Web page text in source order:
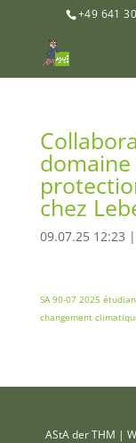
+49 641
chez
09.07.25 12:23 |
SA 90-07 2025
changement
AStA der THM |